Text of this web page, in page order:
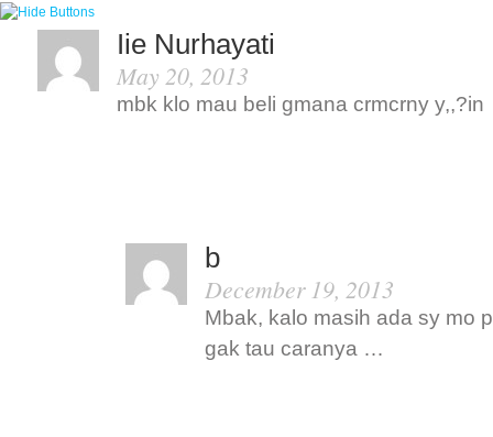
Iie Nurhayati
May 20, 2013
mbk klo mau beli gmana crmcrny y,,?in
b
December 19, 2013
Mbak, kalo masih ada sy mo
gak tau caranya …